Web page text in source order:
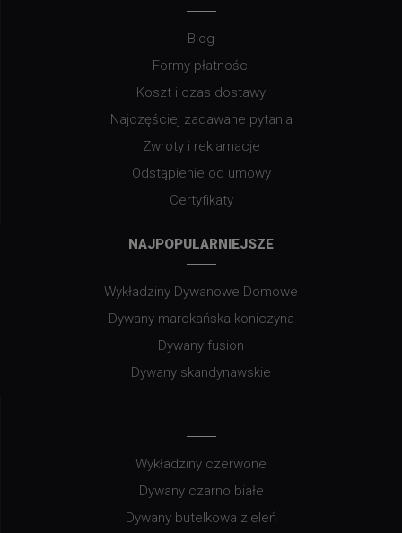
Blog
Formy płatności
Koszt i czas dostawy
Najczęściej zadawane pytania
Zwroty i reklamacje
Odstąpienie od umowy
Certyfikaty
NAJPOPULARNIEJSZE
Wykładziny Dywanowe Domowe
Dywany marokańska koniczyna
Dywany fusion
Dywany skandynawskie
Wykładziny czerwone
Dywany czarno białe
Dywany butelkowa zieleń